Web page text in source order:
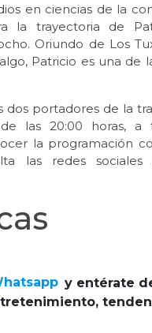
en ciencias de la
la trayectoria de
Oriundo de Los
Patricio es una de
dos portadores de la
las 20:00 horas, a
la programación
las redes sociales
y entérate